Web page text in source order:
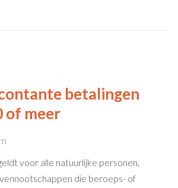
betalingen
of meer
voor alle natuurlijke personen,
die beroeps- of